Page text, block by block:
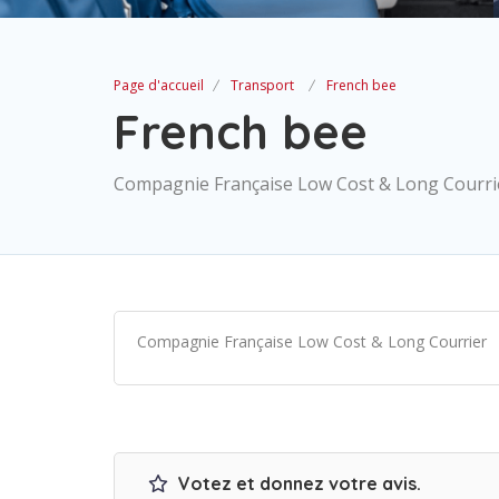
Page d'accueil Transport French bee
French bee
Compagnie Française Low Cost & Long
Compagnie Française Low Cost & Long Courrier‎
Votez et donnez votre avis.